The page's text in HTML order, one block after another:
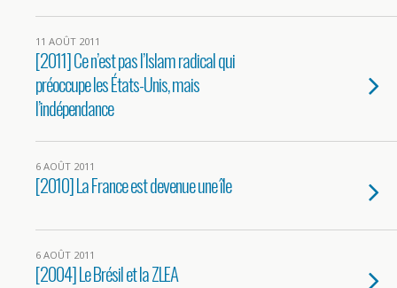
11 AOÛT 2011
[2011] Ce n’est pas l’Islam radical qui
préoccupe les États-Unis, mais
l’indépendance
6 AOÛT 2011
[2010] La France est devenue une île
6 AOÛT 2011
[2004] Le Brésil et la ZLEA